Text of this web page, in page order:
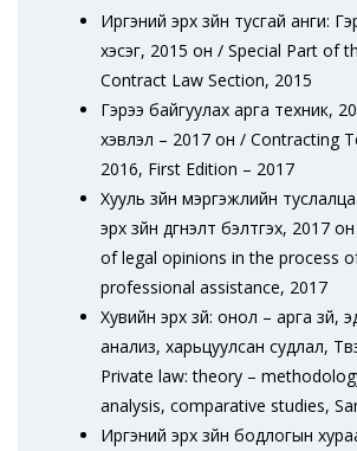
Иргэний эрх зүйн тусгай анги:
хэсэг, 2015 он / Special Part of
Contract Law Section, 2015
Гэрээ байгуулах арга техник,
хэвлэл – 2017 он / Contracting
2016, First Edition – 2017
Хууль зүйн мэргэжлийн туслалцаа
эрх зүйн дүгнэлт бэлтгэх, 2017
of legal opinions in the process
professional assistance, 2017
Хувийн эрх зүй: онол – арга зүй,
анализ, харьцуулсан судлал,
Private law: theory –
analysis, comparative studies,
Иргэний эрх зүйн бодлогын